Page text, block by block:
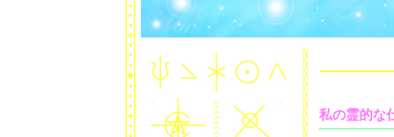
私の霊的な